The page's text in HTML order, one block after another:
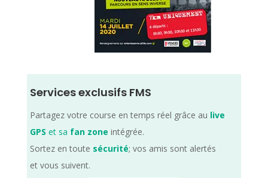
Services exclusifs FMS
Partagez votre course en temps réel grâce au live
GPS et sa fan zone intégrée.
Sortez en toute sécurité; vos amis sont alertés
et vous suivent.